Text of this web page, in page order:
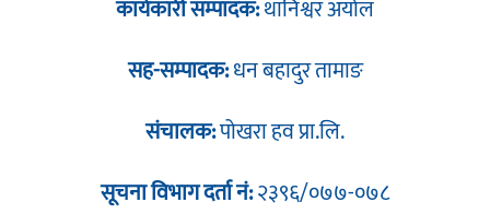
कार्यकारी सम्पादक:थानिश्वर अर्याल
सह-सम्पादक:धन बहादुर तामाङ
संचालक:पोखरा हव प्रा.लि.
सूचना विभाग दर्ता नं:२३९६/०७७-०७८